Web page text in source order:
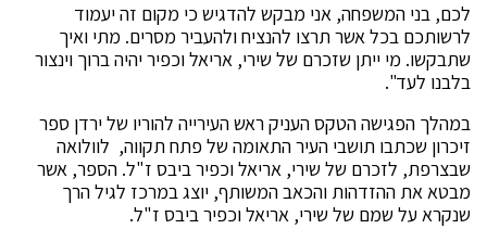
לכם, בני המשפחה, אני מבקש להדגיש כי מקום זה יעמוד
לרשותכם בכל אשר תרצו להנציח ולהעביר מסרים. מתי ואיך
שתבקשו. מי ייתן שזכרם של שירי, אריאל וכפיר יהיה ברוך וינצור
בלבנו לעד".
במהלך הפגישה הטקס העניק ראש העירייה להוריו של ירדן ספר
זיכרון שכתבו תושבי העיר התאומה של פתח תקווה, לוולואה
שבצרפת, לזכרם של שירי, אריאל וכפיר ביבס ז"ל. הספר, אשר
מבטא את ההזדהות והכאב המשותף, יוצג במרכז לגיל הרך
שנקרא על שמם של שירי, אריאל וכפיר ביבס ז"ל.